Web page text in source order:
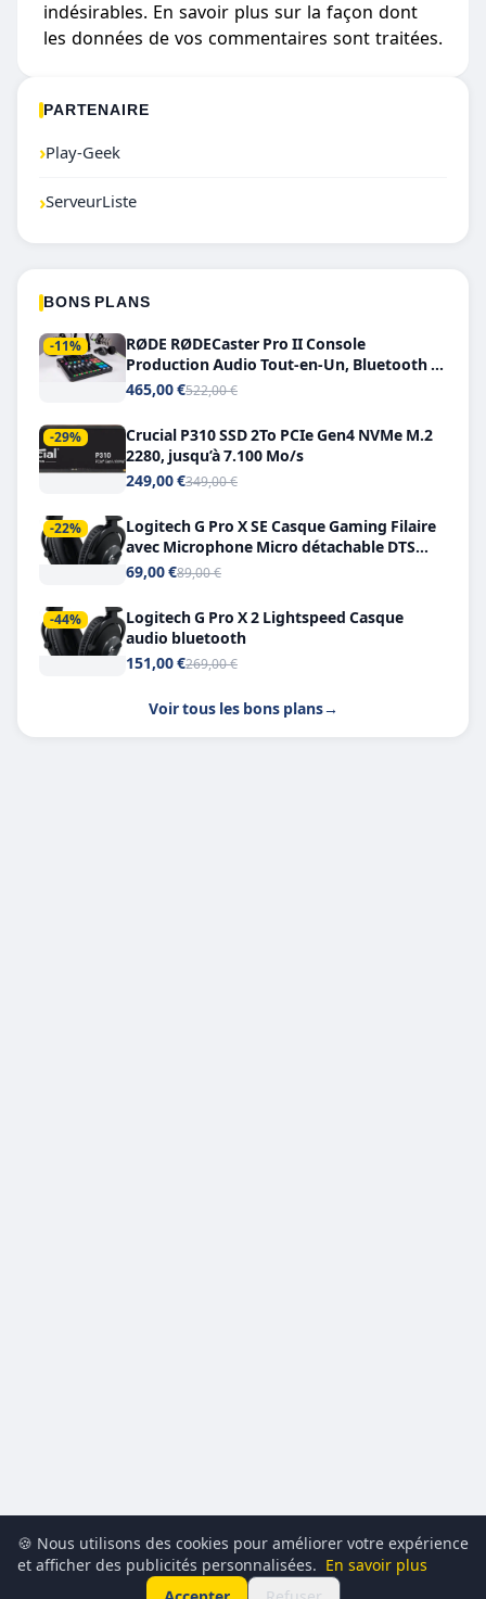
indésirables. En savoir plus sur la façon dont
les données de vos commentaires sont traitées.
PARTENAIRE
›Play-Geek
›ServeurListe
BONS PLANS
-11%
RØDE RØDECaster Pro II Console
Production Audio Tout-en-Un, Bluetooth et
Double USB-C
465,00 €522,00 €
-29%
Crucial P310 SSD 2To PCIe Gen4 NVMe M.2
2280, jusqu’à 7.100 Mo/s
249,00 €349,00 €
-22%
Logitech G Pro X SE Casque Gaming Filaire
avec Microphone Micro détachable DTS
Headphone X 7.1
69,00 €89,00 €
-44%
Logitech G Pro X 2 Lightspeed Casque
audio bluetooth
151,00 €269,00 €
Voir tous les bons plans→
🍪 Nous utilisons des cookies pour améliorer votre expérience
et afficher des publicités personnalisées. En savoir plus